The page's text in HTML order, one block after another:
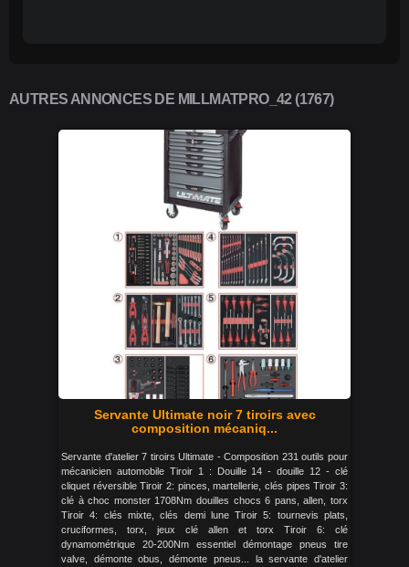
AUTRES ANNONCES DE MILLMATPRO_42 (1767)
Servante Ultimate noir 7 tiroirs avec
composition mécaniq...
Servante d'atelier 7 tiroirs Ultimate - Composition 231 outils pour
mécanicien automobile Tiroir 1 : Douille 14 - douille 12 - clé
cliquet réversible Tiroir 2: pinces, martellerie, clés pipes Tiroir 3:
clé à choc monster 1708Nm douilles chocs 6 pans, allen, torx
Tiroir 4: clés mixte, clés demi lune Tiroir 5: tournevis plats,
cruciformes, torx, jeux clé allen et torx Tiroir 6: clé
dynamométrique 20-200Nm essentiel démontage pneus tire
valve, démonte obus, démonte pneus... la servante d'atelier